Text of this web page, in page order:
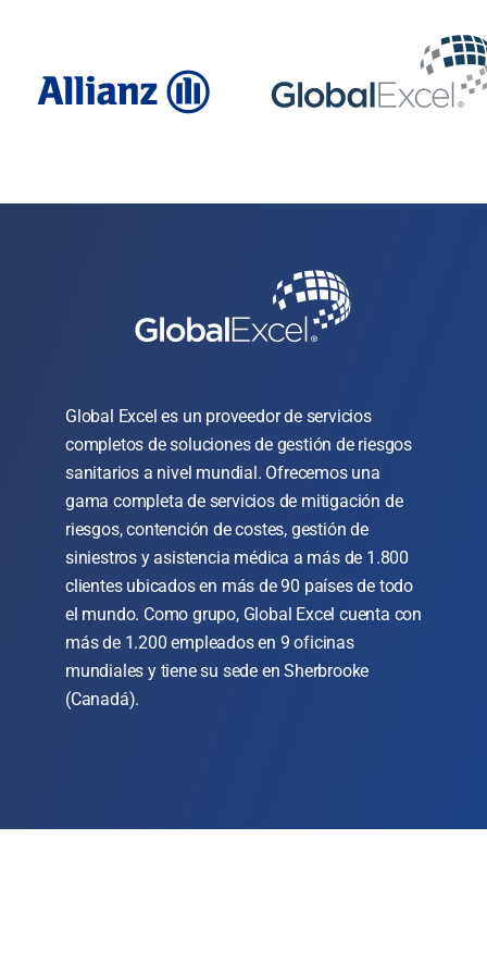
Global Excel es un proveedor de servicios
completos de soluciones de gestión de riesgos
sanitarios a nivel mundial. Ofrecemos una
gama completa de servicios de mitigación de
riesgos, contención de costes, gestión de
siniestros y asistencia médica a más de 1.800
clientes ubicados en más de 90 países de todo
el mundo. Como grupo, Global Excel cuenta con
más de 1.200 empleados en 9 oficinas
mundiales y tiene su sede en Sherbrooke
(Canadá).